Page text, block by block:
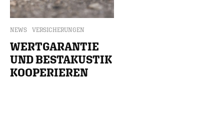
NEWS VERSICHERUNGEN
WERTGARANTIE
UND BESTAKUSTIK
KOOPERIEREN